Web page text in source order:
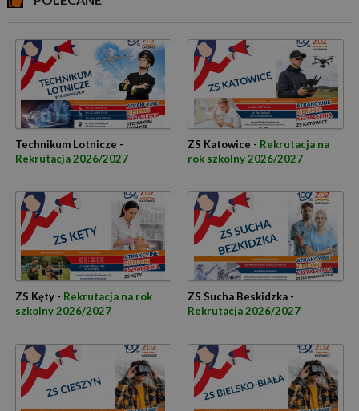
Technikum Lotnicze -
Rekrutacja 2026/2027
ZS Katowice - Rekrutacja na
rok szkolny 2026/2027
ZS Kęty - Rekrutacja na rok
szkolny 2026/2027
ZS Sucha Beskidzka -
Rekrutacja 2026/2027